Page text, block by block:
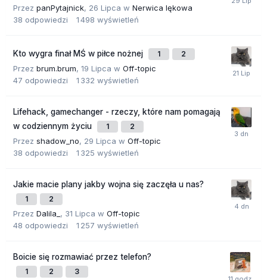
Przez panPytajnick, 26 Lipca w Nerwica lękowa
38 odpowiedzi 1 498 wyświetleń
Kto wygra finał MŚ w piłce nożnej 1 2
Przez brum.brum, 19 Lipca w Off-topic
47 odpowiedzi 1 332 wyświetleń
Lifehack, gamechanger - rzeczy, które nam pomagają
w codziennym życiu
1 2
Przez shadow_no, 29 Lipca w Off-topic
38 odpowiedzi 1 325 wyświetleń
Jakie macie plany jakby wojna się zaczęła u nas?
1 2
Przez Dalila_ , 31 Lipca w Off-topic
48 odpowiedzi 1 257 wyświetleń
Boicie się rozmawiać przez telefon?
1 2 3